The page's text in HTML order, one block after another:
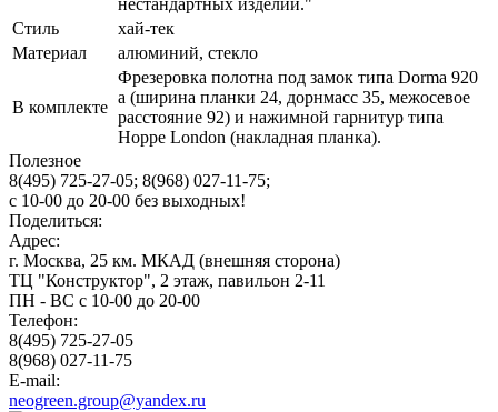
нестандартных изделий."
Стиль
хай-тек
Материал
алюминий, стекло
В комплекте
Фрезеровка полотна под замок типа Dorma 920
a (ширина планки 24, дорнмасс 35, межосевое
расстояние 92) и нажимной гарнитур типа
Hoppe London (накладная планка).
Полезное
8(495) 725-27-05; 8(968) 027-11-75;
с 10-00 до 20-00 без выходных!
Поделиться:
Адрес:
г. Москва, 25 км. МКАД (внешняя сторона)
ТЦ "Конструктор", 2 этаж, павильон 2-11
ПН - ВС с 10-00 до 20-00
Телефон:
8(495) 725-27-05
8(968) 027-11-75
E-mail:
neogreen.group@yandex.ru